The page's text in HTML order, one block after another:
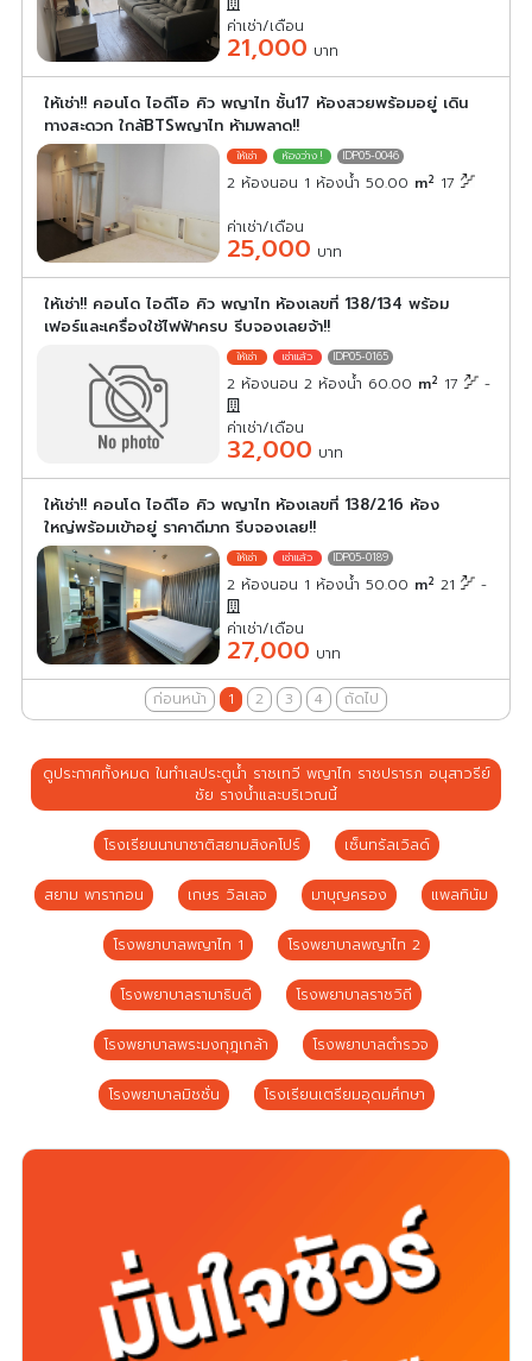
ค่าเช่า/เดือน
21,000 บาท
ให้เช่า!! คอนโด ไอดีโอ คิว พญาไท ชั้น17 ห้องสวยพร้อมอยู่ เดิน
ทางสะดวก ใกล้BTSพญาไท ห้ามพลาด!!
IDP05-0046
2 ห้องนอน 1 ห้องน้ำ 50.00 m2 17
ค่าเช่า/เดือน
25,000 บาท
ให้เช่า!! คอนโด ไอดีโอ คิว พญาไท ห้องเลขที่ 138/134 พร้อม
เฟอร์และเครื่องใช้ไฟฟ้าครบ รีบจองเลยจ้า!!
IDP05-0165
2 ห้องนอน 2 ห้องน้ำ 60.00 m2 17 -
ค่าเช่า/เดือน
32,000 บาท
ให้เช่า!! คอนโด ไอดีโอ คิว พญาไท ห้องเลขที่ 138/216 ห้อง
ใหญ่พร้อมเข้าอยู่ ราคาดีมาก รีบจองเลย!!
IDP05-0189
2 ห้องนอน 1 ห้องน้ำ 50.00 m2 21 -
ค่าเช่า/เดือน
27,000 บาท
ก่อนหน้า 1 2 3 4 ถัดไป
ดูประกาศทั้งหมด ในทำเลประตูน้ำ ราชเทวี พญาไท ราชปรารภ อนุสาวรีย์
ชัย รางน้ำและบริเวณนี้
โรงเรียนนานาชาติสยามสิงคโปร์ เซ็นทรัลเวิลด์
สยาม พารากอน เกษร วิลเลจ มาบุญครอง แพลทินัม
โรงพยาบาลพญาไท 1 โรงพยาบาลพญาไท 2
โรงพยาบาลรามาธิบดี โรงพยาบาลราชวิถี
โรงพยาบาลพระมงกุฎเกล้า โรงพยาบาลตำรวจ
โรงพยาบาลมิชชั่น โรงเรียนเตรียมอุดมศึกษา